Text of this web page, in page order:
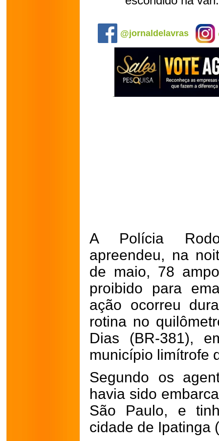
@jornaldelavras
A Polícia
apreendeu, na
de maio, 78
proibido para
ação ocorreu
rotina no
Dias (BR-381),
município limítrofe
Segundo os
havia sido
São Paulo, e
cidade de Ipatinga